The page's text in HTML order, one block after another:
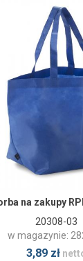
na zakupy
20308-03
w magazynie:
3,89 zł